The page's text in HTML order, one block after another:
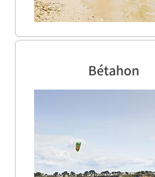
Bétahon